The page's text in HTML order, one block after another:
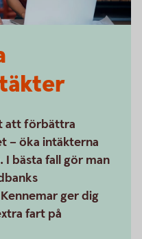
att förbättra
– öka intäkterna
I bästa fall gör man
ger dig
fart på